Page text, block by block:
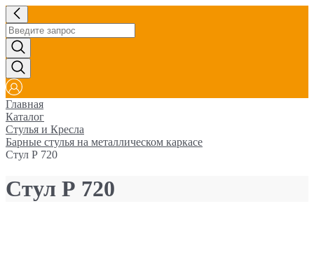
Главная
Каталог
Стулья и Кресла
Барные стулья на металлическом каркасе
Стул Р 720
Стул Р 720